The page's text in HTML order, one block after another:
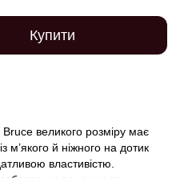
Купити
великого розміру має
м’якого й ніжного на дотик
властивістю.